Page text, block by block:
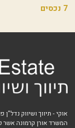
7 נכסים
אוקי - תיווך ושיווק
המשרד אורן קרמונה אשר